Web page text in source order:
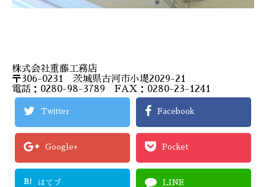
株式会社重藤工務店
〒306-0231 茨城県古河市小堤2029-21
電話：0280-98-3789 FAX：0280-23-1241
Twitter Facebook
Google+ Pocket
B! はてブ LINE